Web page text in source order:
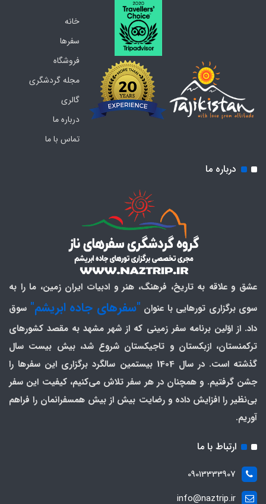
خانه
سفرها
فروشگاه
مجله گردشگری
گالری
درباره ما
تماس با ما
درباره ما
عشق و علاقه به تاریخ، فرهنگ، هنر و ادبیات ایران زمین، ما را به
سوی برگزاری تورهایی با عنوان "سفرهای جاده ابریشم" سوق
داد. از اوّلین برنامه سفر زمینی که از شهر مشهد به مقصد کشورهای
ترکمنستان، ازبکستان و تاجیکستان شروع شد، بیش بیست سال
گذشته است. در سال 1404 بیستمین سالگرد برگزاری این سفرها را
جشن گرفتیم. و همچنان در هر سفر تلاش می‌کنیم، کیفیت این سفر
بی‌نظیر را افزایش داده و رضایت بیش از بیش همسفرانمان را فراهم
آوریم.
ارتباط با ما
09013333907
info@naztrip.ir